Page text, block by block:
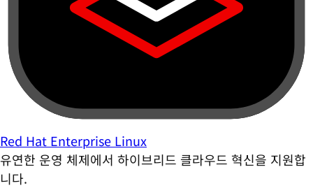
Red Hat Enterprise Linux
유연한 운영 체제에서 하이브리드 클라우드 혁신을 지원합
니다.